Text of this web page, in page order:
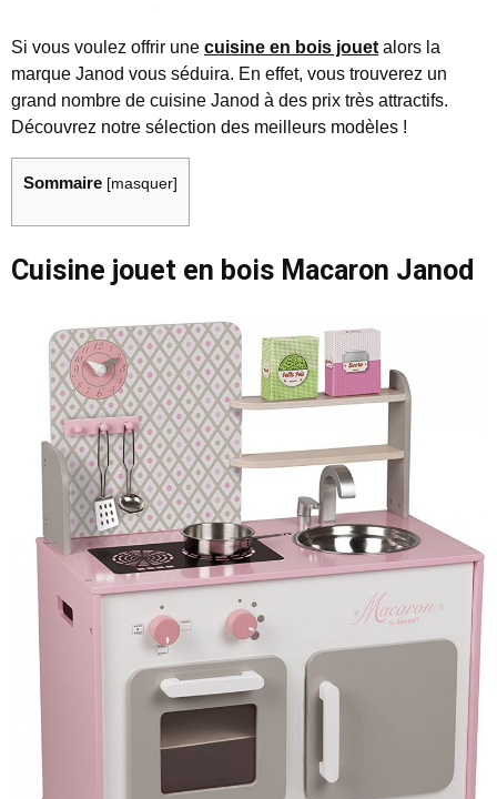
Si vous voulez offrir une cuisine en bois jouet alors la
marque Janod vous séduira. En effet, vous trouverez un
grand nombre de cuisine Janod à des prix très attractifs.
Découvrez notre sélection des meilleurs modèles !
Sommaire [masquer]
Cuisine jouet en bois Macaron Janod